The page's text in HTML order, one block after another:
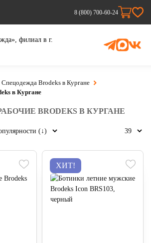
8 (800) 700-60-24
Спецодежда Brodeks в Кургане
в Кургане
BRODEKS В КУРГАНЕ
ХИТ!